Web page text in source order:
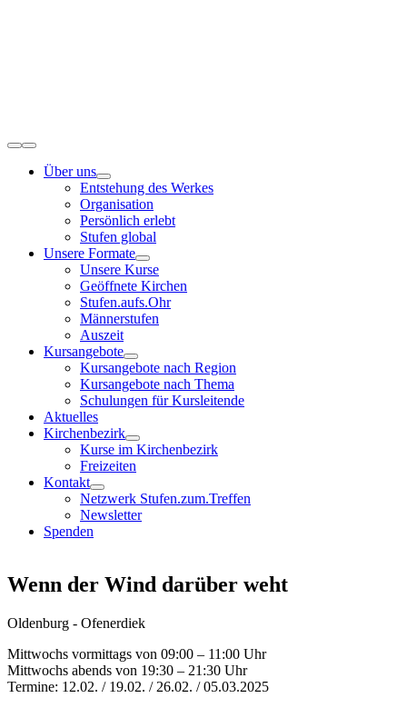
Toggle
NavigationÜber uns
Entstehung des Werkes
Organisation
Persönlich erlebt
Stufen global
Unsere Formate
Unsere Kurse
Geöffnete Kirchen
Stufen.aufs.Ohr
Männerstufen
Auszeit
Kursangebote
Kursangebote nach Region
Kursangebote nach Thema
Schulungen für Kursleitende
Aktuelles
Kirchenbezirk
Kurse im Kirchenbezirk
Freizeiten
Kontakt
Netzwerk Stufen.zum.Treffen
Newsletter
Spenden
Wenn der Wind darüber weht
Oldenburg - Ofenerdiek
Mittwochs vormittags von 09:00 – 11:00 Uhr
Mittwochs abends von 19:30 – 21:30 Uhr
Termine: 12.02. / 19.02. / 26.02. / 05.03.2025